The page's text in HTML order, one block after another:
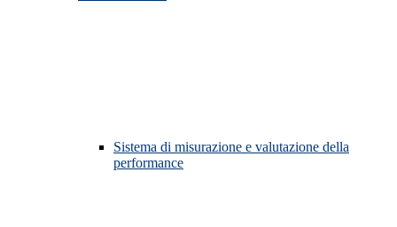
Sistema di misurazione e valutazione della
performance